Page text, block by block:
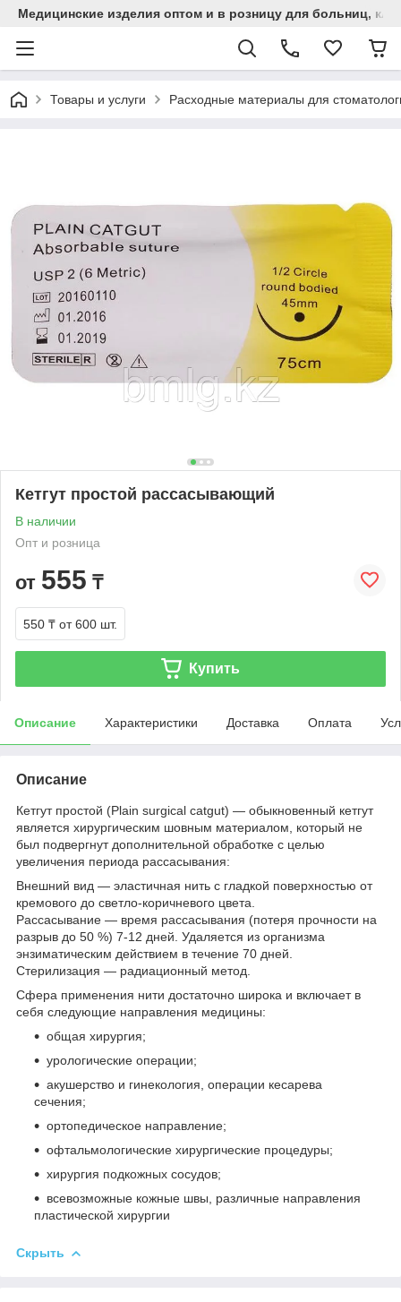
Медицинские изделия оптом и в розницу для больниц,
Товары и услуги Расходные материалы для
Кетгут простой рассасывающий
В наличии
Опт и розница
от 555 ₸
550 ₸ от 600 шт.
Купить
Описание Характеристики Доставка Оплата
Описание
Кетгут простой (Plain surgical catgut) — обыкновенный кетгут
является хирургическим шовным материалом, который не
был подвергнут дополнительной обработке с целью
увеличения периода рассасывания:
Внешний вид — эластичная нить с гладкой поверхностью от
кремового до светло-коричневого цвета.
Рассасывание — время рассасывания (потеря прочности на
разрыв до 50 %) 7-12 дней. Удаляется из организма
энзиматическим действием в течение 70 дней.
Стерилизация — радиационный метод.
Сфера применения нити достаточно широка и включает в
себя следующие направления медицины:
общая хирургия;
урологические операции;
акушерство и гинекология, операции кесарева
сечения;
ортопедическое направление;
офтальмологические хирургические процедуры;
хирургия подкожных сосудов;
всевозможные кожные швы, различные направления
пластической хирургии
Скрыть